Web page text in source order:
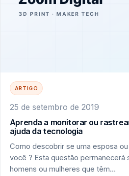
ARTIGO
25 de setembro de 2019
Aprenda a monitorar ou
ajuda da tecnologia
Como descobrir se uma esposa
você ? Esta questão permanecerá
homens ou mulheres que têm…